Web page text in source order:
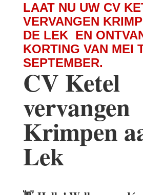
LAAT NU UW CV
VERVANGEN
DE LEK EN
KORTING VAN MEI
SEPTEMBER.
CV Ketel
vervangen
Krimpen
Lek